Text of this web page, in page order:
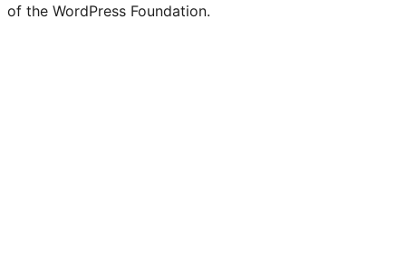
of the WordPress Foundation.